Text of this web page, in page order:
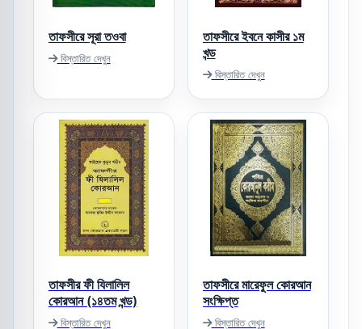
তাফসীরে সূরা তওবা
বিস্তারিত দেখুন
তাফসীরে ইবনে কাসীর ১ম
খন্ড
বিস্তারিত দেখুন
তাফসীর ফী যিলালিল
কোরআন (১৪তম খন্ড)
বিস্তারিত দেখুন
তাফসীরে মারেফুল কোরআন
সংক্ষিপ্ত
বিস্তারিত দেখুন